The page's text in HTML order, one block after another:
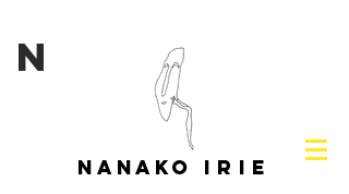
N
NANAKO IRIE